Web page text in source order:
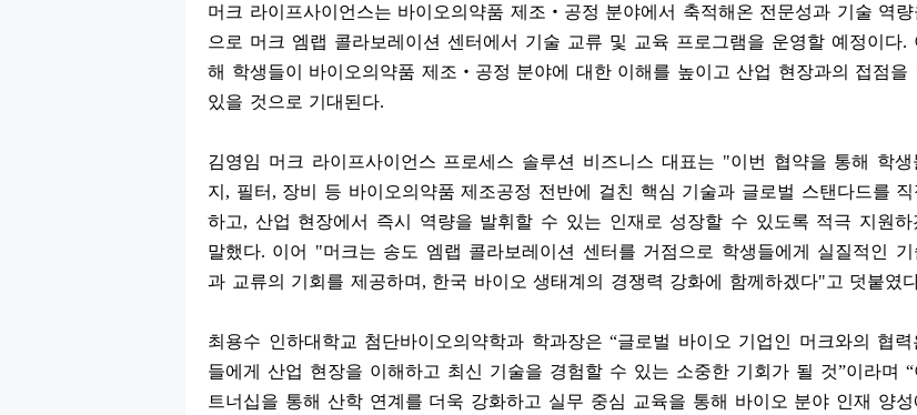
머크 라이프사이언스는 바이오의약품 제조 ‧ 공정 분야에서 축적해온 전문성과 기술 역
으로 머크 엠랩 콜라보레이션 센터에서 기술 교류 및 교육 프로그램을 운영할 예정이다.
해 학생들이 바이오의약품 제조 ‧ 공정 분야에 대한 이해를 높이고 산업 현장과의 접점을
있을 것으로 기대된다.
김영임 머크 라이프사이언스 프로세스 솔루션 비즈니스 대표는 "이번 협약을 통해 학생
지 , 필터 , 장비 등 바이오의약품 제조공정 전반에 걸친 핵심 기술과 글로벌 스탠다드를 직
하고, 산업 현장에서 즉시 역량을 발휘할 수 있는 인재로 성장할 수 있도록 적극 지원하
말했다. 이어 "머크는 송도 엠랩 콜라보레이션 센터를 거점으로 학생들에게 실질적인 기
과 교류의 기회를 제공하며 , 한국 바이오 생태계의 경쟁력 강화에 함께하겠다"고 덧붙였
최용수 인하대학교 첨단바이오의약학과 학과장은“글로벌 바이오 기업인 머크와의 협력
들에게 산업 현장을 이해하고 최신 기술을 경험할 수 있는 소중한 기회가 될 것”이라며 “
트너십을 통해 산학 연계를 더욱 강화하고 실무 중심 교육을 통해 바이오 분야 인재 양